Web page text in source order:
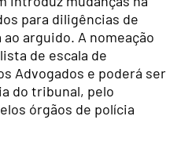
para diligências de
arguido. A nomeação
de escala de
Advogados e poderá ser
do tribunal, pelo
órgãos de polícia